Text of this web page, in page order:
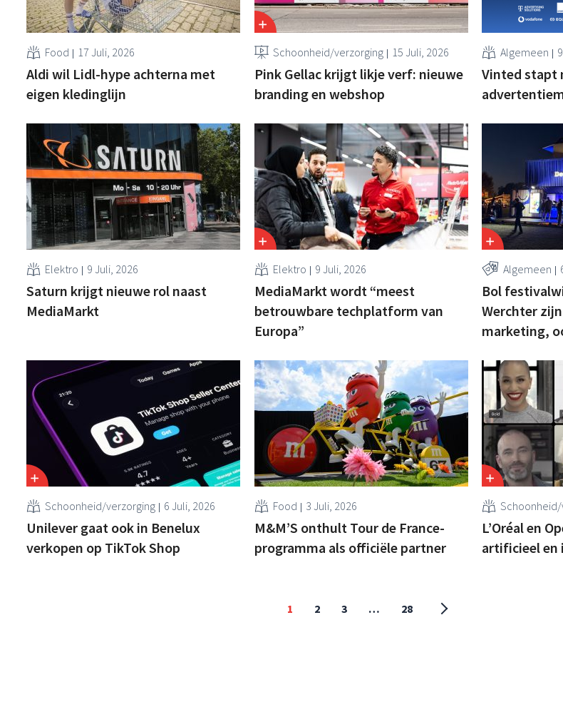
Food 17 Juli, 2026
Aldi wil Lidl-hype achterna met
eigen kledinglijn
Schoonheid/verzorging 15 Juli, 2026
Pink Gellac krijgt likje verf: nieuwe
branding en webshop
Algemeen
Vinted stapt
Elektro 9 Juli, 2026
Saturn krijgt nieuwe rol naast
MediaMarkt
Elektro 9 Juli, 2026
MediaMarkt wordt “meest
betrouwbare techplatform van
Europa”
Algemeen
Bol
Werchter
marketing,
Schoonheid/verzorging 6 Juli, 2026
Unilever gaat ook in Benelux
verkopen op TikTok Shop
Food 3 Juli, 2026
M&M’S onthult Tour de France-
programma als officiële partner
L’Oréal en
artificieel
1 2 3 … 28